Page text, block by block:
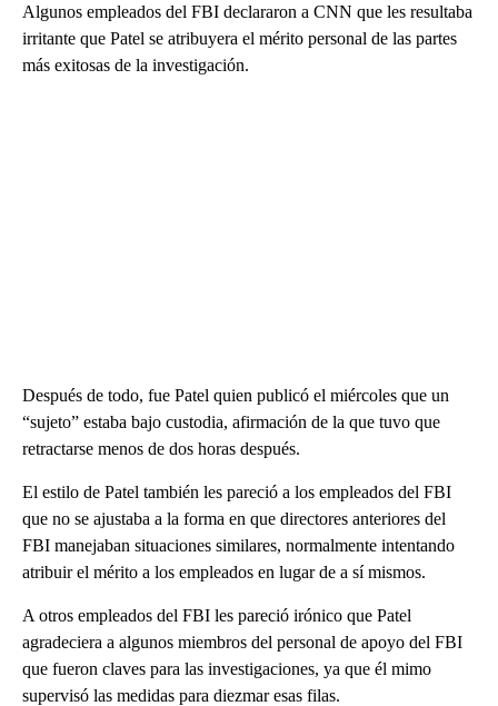
Algunos empleados del FBI declararon a CNN que les resultaba
irritante que Patel se atribuyera el mérito personal de las partes
más exitosas de la investigación.
Después de todo, fue Patel quien publicó el miércoles que un
“sujeto” estaba bajo custodia, afirmación de la que tuvo que
retractarse menos de dos horas después.
El estilo de Patel también les pareció a los empleados del FBI
que no se ajustaba a la forma en que directores anteriores del
FBI manejaban situaciones similares, normalmente intentando
atribuir el mérito a los empleados en lugar de a sí mismos.
A otros empleados del FBI les pareció irónico que Patel
agradeciera a algunos miembros del personal de apoyo del FBI
que fueron claves para las investigaciones, ya que él mimo
supervisó las medidas para diezmar esas filas.